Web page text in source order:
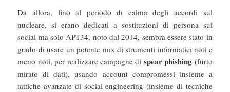
Da allora, fino al periodo di calma degli accordi sul
nucleare, si erano dedicati a sostituzioni di persona sui
social ma solo APT34, noto dal 2014, sembra essere stato in
grado di usare un potente mix di strumenti informatici noti e
meno noti, per realizzare campagne di spear phishing (furto
mirato di dati), usando account compromessi insieme a
tattiche avanzate di social engineering (insieme di tecniche